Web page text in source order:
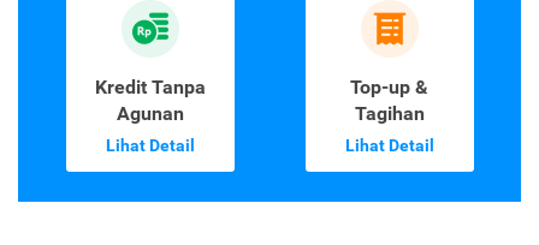
Kredit Tanpa
Agunan
Lihat Detail
Top-up &
Tagihan
Lihat Detail